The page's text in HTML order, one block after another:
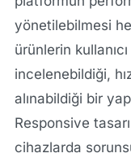
yönetilebilmesi
ürünlerin
incelenebildiği,
alınabildiği bir
Responsive
cihazlarda